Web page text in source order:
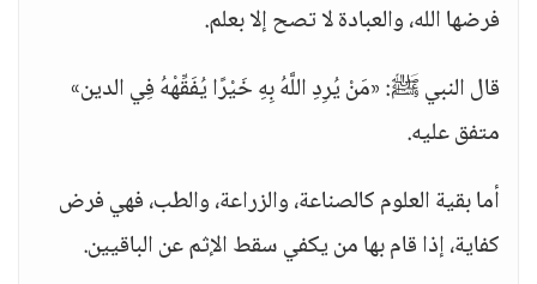
فرضها الله، والعبادة لا تصح إلا بعلم.
قال النبي ﷺ: «مَنْ يُرِدِ اللَّهُ بِهِ خَيْرًا يُفَقِّهْهُ فِي الدين»
متفق عليه.
أما بقية العلوم كالصناعة، والزراعة، والطب، فهي فرض
كفاية، إذا قام بها من يكفي سقط الإثم عن الباقيين.